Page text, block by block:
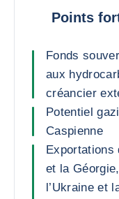
Points
Fonds
aux
créancier
Potentiel
Caspienne
Exportations
et la
l’Ukraine et